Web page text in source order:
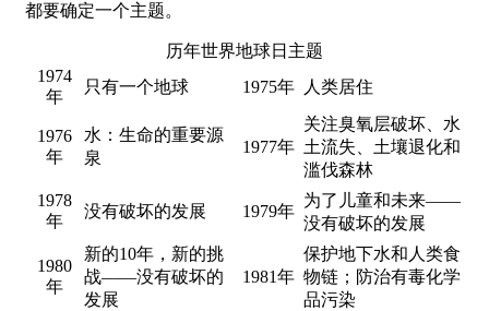
都要确定一个主题。
历年世界地球日主题
1974
年
只有一个地球 1975年 人类居住
1976
年
水：生命的重要源
泉
1977年
关注臭氧层破坏、水
土流失、土壤退化和
滥伐森林
1978
年
没有破坏的发展 1979年
为了儿童和未来——
没有破坏的发展
1980
年
新的10年，新的挑
战——没有破坏的
发展
1981年
保护地下水和人类食
物链；防治有毒化学
品污染